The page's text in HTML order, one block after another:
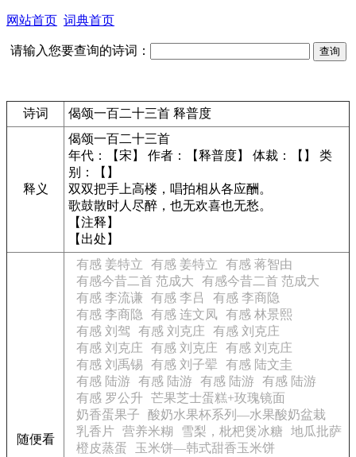
网站首页 词典首页
请输入您要查询的诗词：
诗词 偈颂一百二十三首 释普度
释义
偈颂一百二十三首
年代：【宋】 作者：【释普度】 体裁：【】 类
别：【】
双双把手上高楼，唱拍相从各应酬。
歌鼓散时人尽醉，也无欢喜也无愁。
【注释】
【出处】
随便看
有感 姜特立 有感 姜特立
有感 蒋智由
有感今昔二首 范成大
有感今昔二首 范成大
有感 李流谦
有感 李吕
有感 李商隐
有感 李商隐
有感 连文凤
有感 林景熙
有感 刘驾
有感 刘克庄
有感 刘克庄
有感 刘克庄
有感 刘克庄
有感 刘克庄
有感 刘禹锡
有感 刘子翚
有感 陆文圭
有感 陆游
有感 陆游 有感 陆游
有感 陆游
有感 罗公升 芒果芝士蛋糕+玫瑰镜面
奶香蛋果子
酸奶水果杯系列—水果酸奶盆栽
乳香片 营养米糊 雪梨，枇杷煲冰糖 地瓜批萨
橙皮蒸蛋
玉米饼—韩式甜香玉米饼